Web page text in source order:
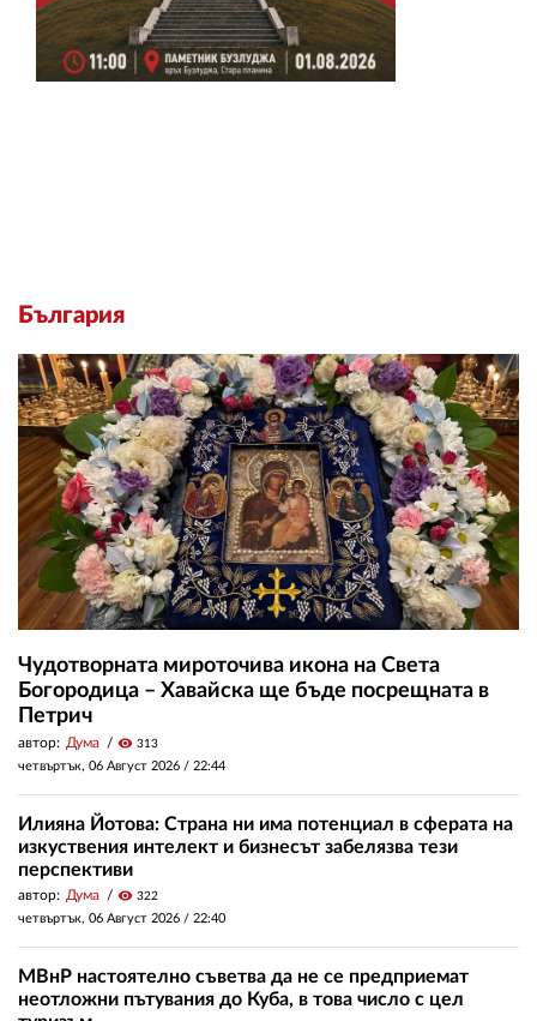
България
Чудотворната мироточива икона на Света
Богородица – Хавайска ще бъде посрещната в
Петрич
автор: Дума visibility 313
четвъртък, 06 Август 2026 / 22:44
Илияна Йотова: Страна ни има потенциал в сферата на
изкуствения интелект и бизнесът забелязва тези
перспективи
автор: Дума visibility 322
четвъртък, 06 Август 2026 / 22:40
МВнР настоятелно съветва да не се предприемат
неотложни пътувания до Куба, в това число с цел